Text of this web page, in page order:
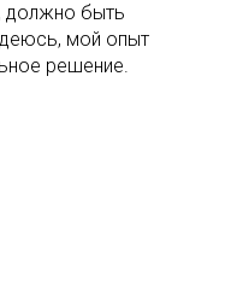
должно быть
мой опыт
решение.